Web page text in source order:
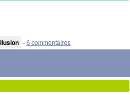
-6 commentaires